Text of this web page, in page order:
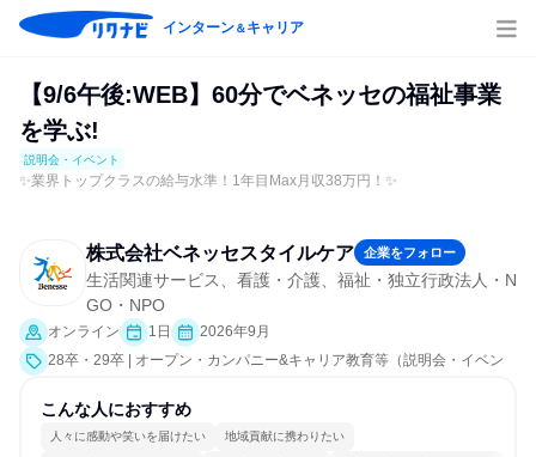
インターン＆キャリア
【9/6午後:WEB】60分でベネッセの福祉事業
を学ぶ!
説明会・イベント
✨業界トップクラスの給与水準！1年目Max月収38万円！✨
株式会社ベネッセスタイルケア 企業をフォロー
生活関連サービス、看護・介護、福祉・独立行政法人・N
GO・NPO
オンライン 1日
2026年9月
28卒・29卒 | オープン・カンパニー&キャリア教育等（説明会・イベン
こんな人におすすめ
人々に感動や笑いを届けたい 地域貢献に携わりたい